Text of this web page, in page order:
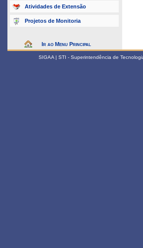
Atividades de Extensão
Projetos de Monitoria
Ir ao Menu Principal
SIGAA | STI - Superintendência de